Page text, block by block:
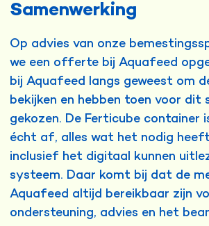
Samenwerking
Op advies van onze
we een offerte bij Aquafeed
bij Aquafeed langs geweest om
bekijken en hebben toen voor dit
gekozen. De Ferticube container
écht af, alles wat het nodig
inclusief het digitaal kunnen
systeem. Daar komt bij dat de
Aquafeed altijd bereikbaar zijn
ondersteuning, advies en het